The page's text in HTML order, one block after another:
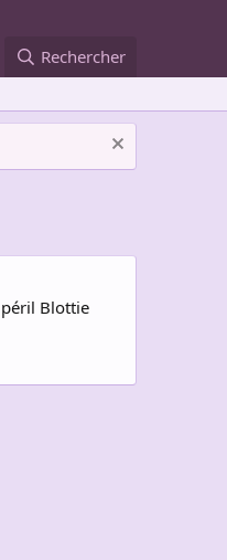
Rechercher
péril Blottie